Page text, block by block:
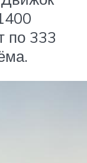
по 333